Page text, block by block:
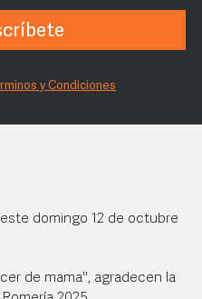
y Condiciones
domingo 12 de octubre
de mama", agradecen la